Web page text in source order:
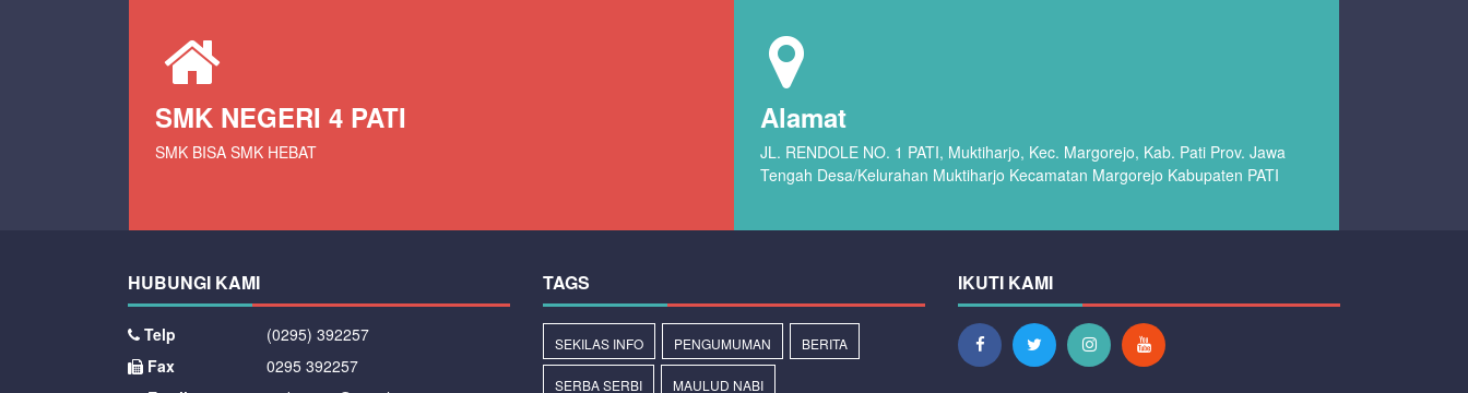
SMK NEGERI 4 PATI
SMK BISA SMK HEBAT
Alamat
JL. RENDOLE NO. 1 PATI, Muktiharjo, Kec. Margorejo, Kab. Pati Prov. Jawa
Tengah Desa/Kelurahan Muktiharjo Kecamatan Margorejo Kabupaten PATI
HUBUNGI KAMI
Telp
(0295) 392257
Fax
0295 392257
TAGS
SEKILAS INFO PENGUMUMAN BERITA
SERBA SERBI MAULUD NABI
IKUTI KAMI